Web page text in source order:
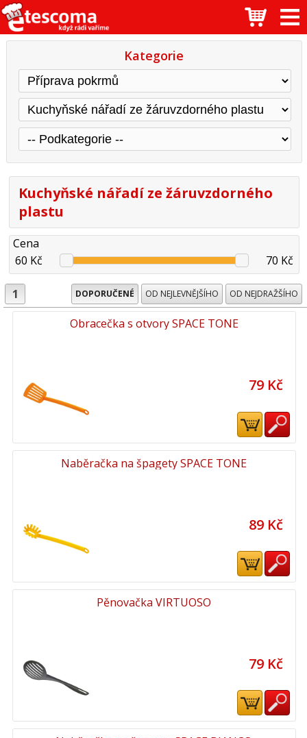
Kategorie
Kuchyňské nářadí ze žáruvzdorného
plastu
Cena
60 Kč
70 Kč
1 DOPORUČENÉ OD NEJLEVNĚJŠÍHO OD NEJDRAŽŠÍHO
Obracečka s otvory SPACE TONE
79 Kč
Naběračka na špagety SPACE TONE
89 Kč
Pěnovačka VIRTUOSO
79 Kč